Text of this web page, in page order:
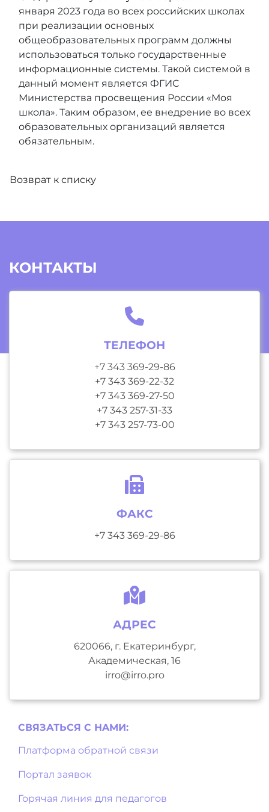
января 2023 года во всех российских школах
при реализации основных
общеобразовательных программ должны
использоваться только государственные
информационные системы. Такой системой в
данный момент является ФГИС
Министерства просвещения России «Моя
школа». Таким образом, ее внедрение во всех
образовательных организаций является
обязательным.
Возврат к списку
КОНТАКТЫ
ТЕЛЕФОН
+7 343 369-29-86
+7 343 369-22-32
+7 343 369-27-50
+7 343 257-31-33
+7 343 257-73-00
ФАКС
+7 343 369-29-86
АДРЕС
620066, г. Екатеринбург,
Академическая, 16
irro@irro.pro
СВЯЗАТЬСЯ С НAМИ:
Платформа обратной связи
Портал заявок
Горячая линия для педагогов